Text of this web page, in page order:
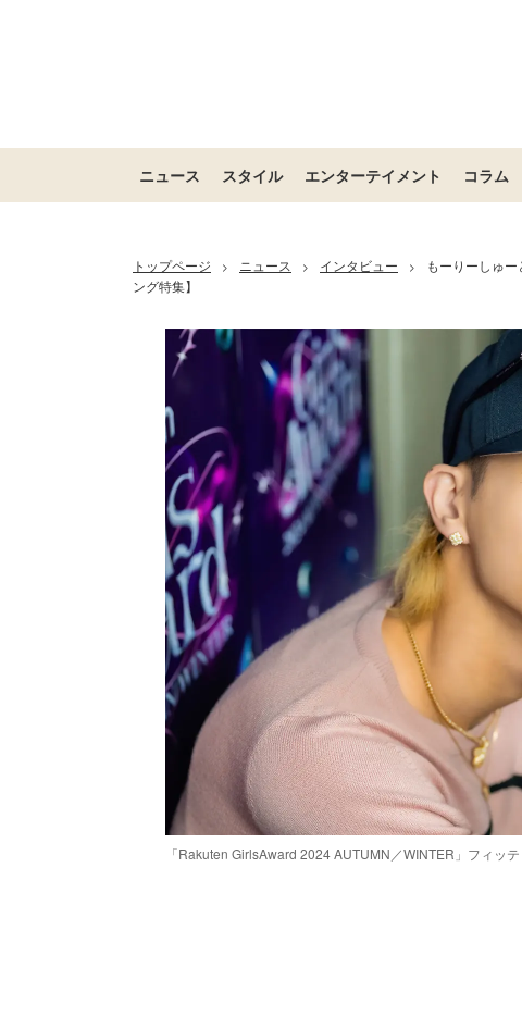
ニュース スタイル エンターテイメント コラム
トップページ > ニュース > インタビュー >
もーりーしゅ
ング特集】
「Rakuten GirlsAward 2024 AUTUMN／WINTER」フィッ